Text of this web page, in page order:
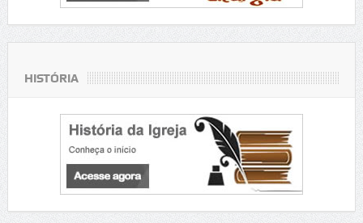
HISTÓRIA